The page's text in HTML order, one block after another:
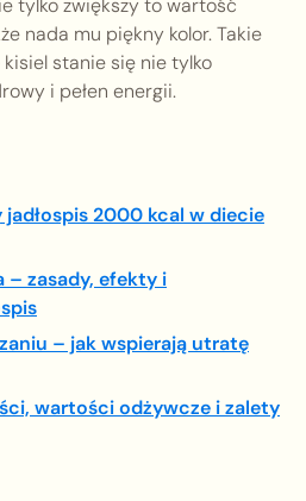
tylko zwiększy to wartość
nada mu piękny kolor. Takie
stanie się nie tylko
i pełen energii.
jadłospis 2000 kcal w diecie
– zasady, efekty i
– jak wspierają utratę
wartości odżywcze i zalety